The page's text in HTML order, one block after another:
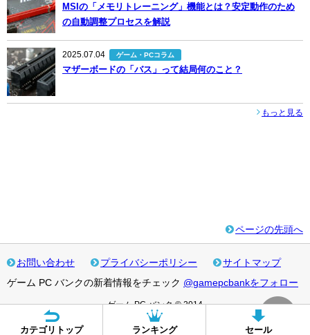
MSIの「メモリトレーニング」機能とは？安定動作のため
の自動調整プロセスを解説
2025.07.04 ゲーム・PCコラム
マザーボードの「バス」って結局何のこと？
もっと見る
ページの先頭へ
お問い合わせ プライバシーポリシー
サイトマップ
ゲーム PC バンクの新着情報をチェック @gamepcbankをフォロー
ゲーム PC バンク © 2014
カテゴリトップ ランキング セール